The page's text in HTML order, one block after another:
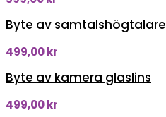
Byte av samtalshögtalare
499,00kr
Byte av kamera glaslins
499,00kr